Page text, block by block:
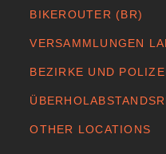
BIKEROUTER (BR)
VERSAMMLUNGEN
BEZIRKE UND
OTHER LOCATIONS